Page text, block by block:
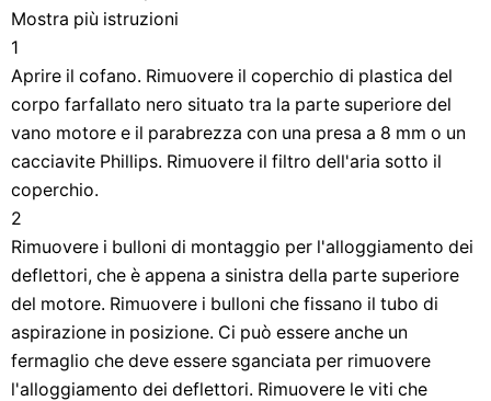
Mostra più istruzioni
1
Aprire il cofano. Rimuovere il coperchio di plastica del
corpo farfallato nero situato tra la parte superiore del
vano motore e il parabrezza con una presa a 8 mm o un
cacciavite Phillips. Rimuovere il filtro dell'aria sotto il
coperchio.
2
Rimuovere i bulloni di montaggio per l'alloggiamento dei
deflettori, che è appena a sinistra della parte superiore
del motore. Rimuovere i bulloni che fissano il tubo di
aspirazione in posizione. Ci può essere anche un
fermaglio che deve essere sganciata per rimuovere
l'alloggiamento dei deflettori. Rimuovere le viti che